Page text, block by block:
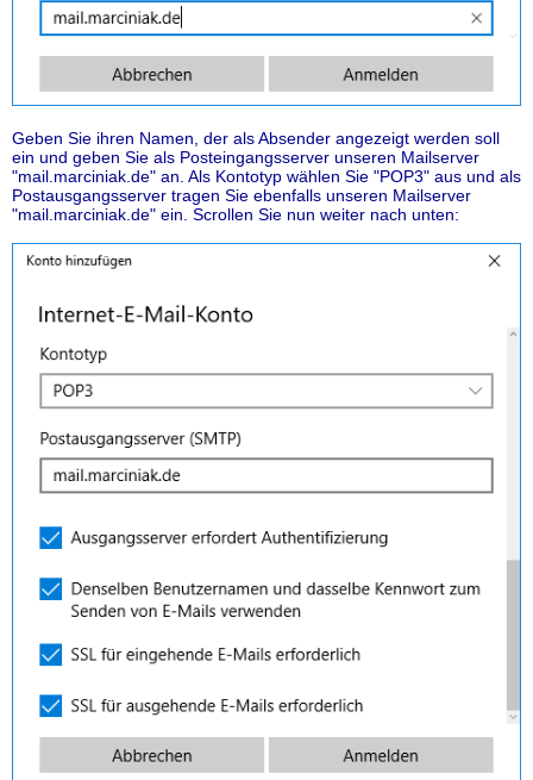
Geben Sie ihren Namen, der als Absender angezeigt werden soll
ein und geben Sie als Posteingangsserver unseren Mailserver
"mail.marciniak.de" an. Als Kontotyp wählen Sie "POP3" aus und als
Postausgangsserver tragen Sie ebenfalls unseren Mailserver
"mail.marciniak.de" ein. Scrollen Sie nun weiter nach unten: